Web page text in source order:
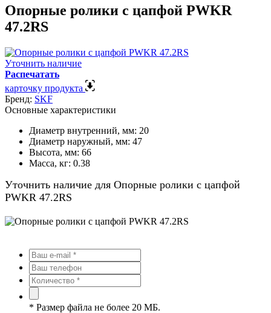
Опорные ролики с цапфой PWKR
47.2RS
Уточнить наличие
Распечатать
карточку продукта
Бренд: SKF
Основные характеристики
Диаметр внутренний, мм: 20
Диаметр наружный, мм: 47
Высота, мм: 66
Масса, кг: 0.38
Уточнить наличие для Опорные ролики с цапфой
PWKR 47.2RS
* Размер файла не более 20 МБ.